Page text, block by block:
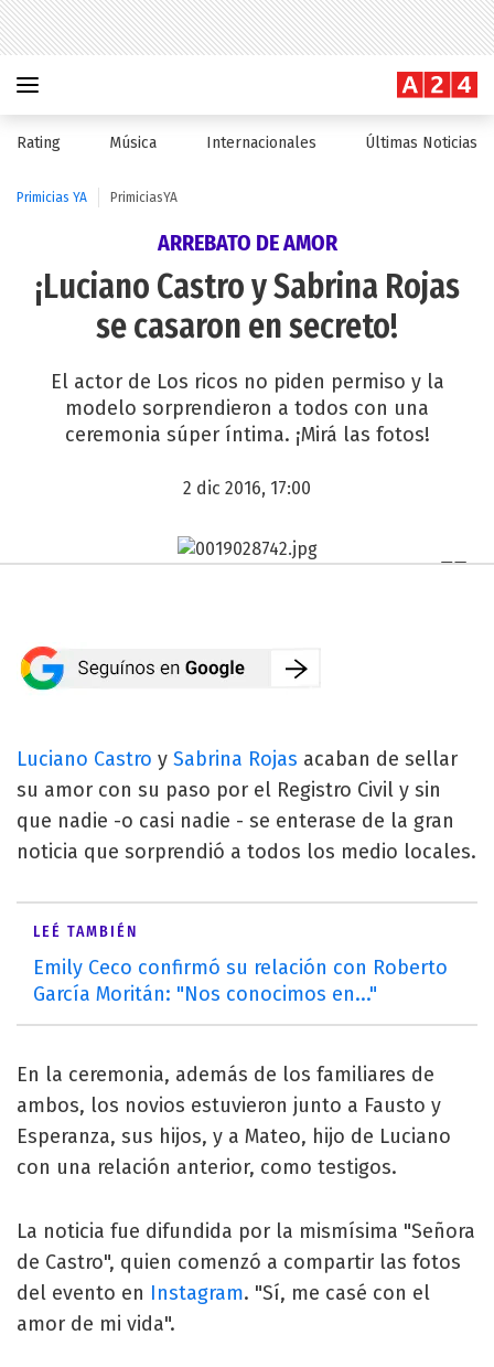
Rating Música Internacionales Últimas Noticias
Primicias YA PrimiciasYA
ARREBATO DE AMOR
¡Luciano Castro y Sabrina Rojas
se casaron en secreto!
El actor de Los ricos no piden permiso y la
modelo sorprendieron a todos con una
ceremonia súper íntima. ¡Mirá las fotos!
2 dic 2016, 17:00
Luciano Castro y Sabrina Rojas acaban de sellar
su amor con su paso por el Registro Civil y sin
que nadie -o casi nadie - se enterase de la gran
noticia que sorprendió a todos los medio locales.
LEÉ TAMBIÉN
Emily Ceco confirmó su relación con Roberto
García Moritán: "Nos conocimos en..."
En la ceremonia, además de los familiares de
ambos, los novios estuvieron junto a Fausto y
Esperanza, sus hijos, y a Mateo, hijo de Luciano
con una relación anterior, como testigos.
La noticia fue difundida por la mismísima "Señora
de Castro", quien comenzó a compartir las fotos
del evento en Instagram. "Sí, me casé con el
amor de mi vida".